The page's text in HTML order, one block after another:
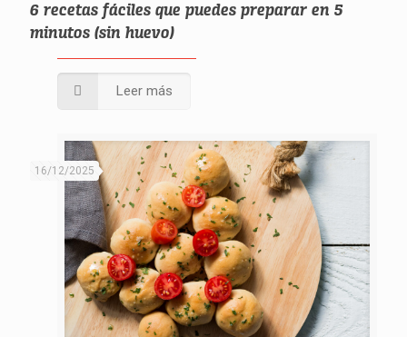
6 recetas fáciles que puedes preparar en 5
minutos (sin huevo)
Leer más
16/12/2025